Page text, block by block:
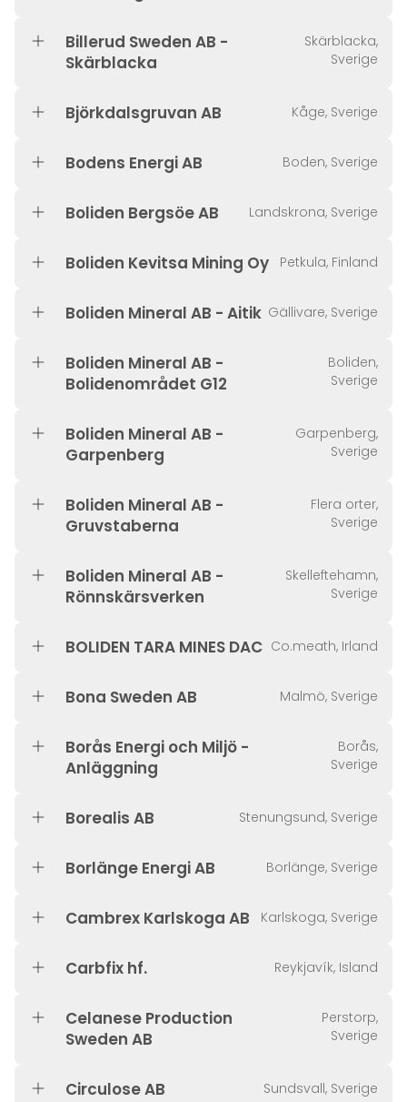
Billerud Sweden AB -
Skärblacka
Skärblacka,
Sverige
Björkdalsgruvan AB Kåge, Sverige
Bodens Energi AB Boden, Sverige
Boliden Bergsöe AB Landskrona, Sverige
Boliden Kevitsa Mining Oy Petkula, Finland
Boliden Mineral AB - Aitik Gällivare, Sverige
Boliden Mineral AB -
Bolidenområdet G12
Boliden,
Sverige
Boliden Mineral AB -
Garpenberg
Garpenberg,
Sverige
Boliden Mineral AB -
Gruvstaberna
Flera orter,
Sverige
Boliden Mineral AB -
Rönnskärsverken
Skelleftehamn,
Sverige
BOLIDEN TARA MINES DAC Co.meath, Irland
Bona Sweden AB Malmö, Sverige
Borås Energi och Miljö -
Anläggning
Borås,
Sverige
Borealis AB Stenungsund, Sverige
Borlänge Energi AB Borlänge, Sverige
Cambrex Karlskoga AB Karlskoga, Sverige
Carbfix hf. Reykjavík, Island
Celanese Production
Sweden AB
Perstorp,
Sverige
Circulose AB Sundsvall, Sverige